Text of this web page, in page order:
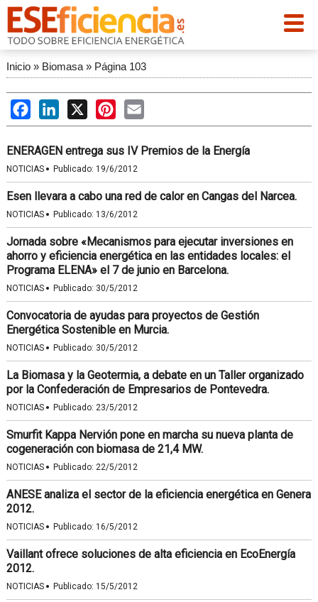
Inicio» Biomasa» Página 103
FacebookLinkedIn
X PinterestEmail
ENERAGEN entrega sus IV Premios de la Energía
NOTICIAS · Publicado: 19/6/2012
Esen llevara a cabo una red de calor en Cangas del Narcea.
NOTICIAS · Publicado: 13/6/2012
Jornada sobre «Mecanismos para ejecutar inversiones en
ahorro y eficiencia energética en las entidades locales: el
Programa ELENA» el 7 de junio en Barcelona.
NOTICIAS · Publicado: 30/5/2012
Convocatoria de ayudas para proyectos de Gestión
Energética Sostenible en Murcia.
NOTICIAS · Publicado: 30/5/2012
La Biomasa y la Geotermia, a debate en un Taller organizado
por la Confederación de Empresarios de Pontevedra.
NOTICIAS · Publicado: 23/5/2012
Smurfit Kappa Nervión pone en marcha su nueva planta de
cogeneración con biomasa de 21,4 MW.
NOTICIAS · Publicado: 22/5/2012
ANESE analiza el sector de la eficiencia energética en Genera
2012.
NOTICIAS · Publicado: 16/5/2012
Vaillant ofrece soluciones de alta eficiencia en EcoEnergía
2012.
NOTICIAS · Publicado: 15/5/2012